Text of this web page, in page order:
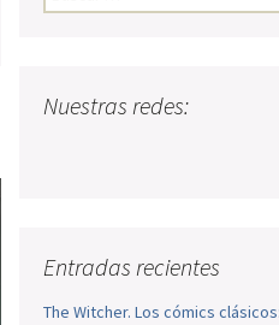
Nuestras redes:
Entradas recientes
The Witcher. Los cómics clásicos: